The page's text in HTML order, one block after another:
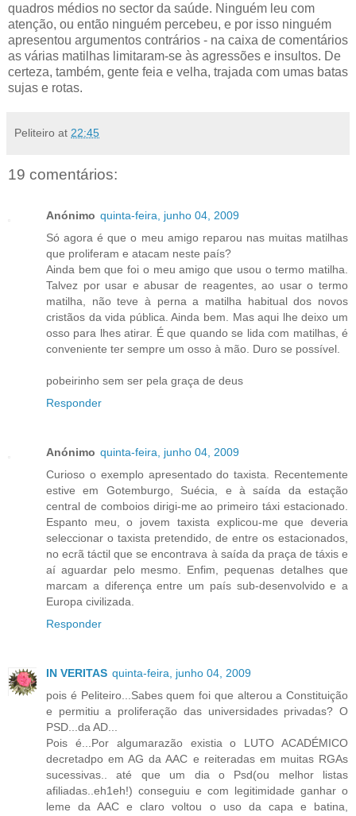
quadros médios no sector da saúde. Ninguém leu com
atenção, ou então ninguém percebeu, e por isso ninguém
apresentou argumentos contrários - na caixa de comentários
as várias matilhas limitaram-se às agressões e insultos. De
certeza, também, gente feia e velha, trajada com umas batas
sujas e rotas.
Peliteiro at 22:45
19 comentários:
Anónimo quinta-feira, junho 04, 2009
Só agora é que o meu amigo reparou nas muitas matilhas
que proliferam e atacam neste país?
Ainda bem que foi o meu amigo que usou o termo matilha.
Talvez por usar e abusar de reagentes, ao usar o termo
matilha, não teve à perna a matilha habitual dos novos
cristãos da vida pública. Ainda bem. Mas aqui lhe deixo um
osso para lhes atirar. É que quando se lida com matilhas, é
conveniente ter sempre um osso à mão. Duro se possível.
pobeirinho sem ser pela graça de deus
Responder
Anónimo quinta-feira, junho 04, 2009
Curioso o exemplo apresentado do taxista. Recentemente
estive em Gotemburgo, Suécia, e à saída da estação
central de comboios dirigi-me ao primeiro táxi estacionado.
Espanto meu, o jovem taxista explicou-me que deveria
seleccionar o taxista pretendido, de entre os estacionados,
no ecrã táctil que se encontrava à saída da praça de táxis e
aí aguardar pelo mesmo. Enfim, pequenas detalhes que
marcam a diferença entre um país sub-desenvolvido e a
Europa civilizada.
Responder
IN VERITAS quinta-feira, junho 04, 2009
pois é Peliteiro...Sabes quem foi que alterou a Constituição
e permitiu a proliferação das universidades privadas? O
PSD...da AD...
Pois é...Por algumarazão existia o LUTO ACADÉMICO
decretadpo em AG da AAC e reiteradas em muitas RGAs
sucessivas.. até que um dia o Psd(ou melhor listas
afiliadas..eh1eh!) conseguiu e com legitimidade ganhar o
leme da AAC e claro voltou o uso da capa e batina,